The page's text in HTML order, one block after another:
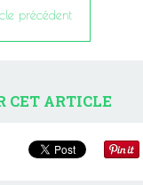
précédent
CET ARTICLE